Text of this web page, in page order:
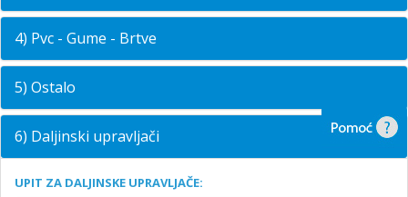
4) Pvc - Gume - Brtve
5) Ostalo
6) Daljinski upravljači
UPIT ZA DALJINSKE UPRAVLJAČE: